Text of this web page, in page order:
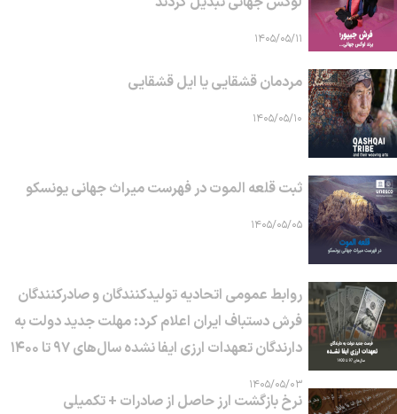
۱۴۰۵/۰۵/۱۱
مردمان قشقایی یا ایل قشقایی
۱۴۰۵/۰۵/۱۰
ثبت قلعه الموت در فهرست میراث جهانی یونسکو
۱۴۰۵/۰۵/۰۵
روابط عمومی اتحادیه تولیدکنندگان و صادرکنندگان
فرش دستباف ایران اعلام کرد: مهلت جدید دولت به
دارندگان تعهدات ارزی ایفا نشده سال‌های ۹۷ تا ۱۴۰۰
۱۴۰۵/۰۵/۰۳
نرخ بازگشت ارز حاصل از صادرات + تکمیلی